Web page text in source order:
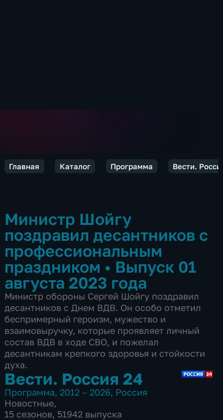
Главная Каталог Программа Вести.
Министр Шойгу
поздравил десантников с
профессиональным
праздником • Выпуск 01
августа 2023 года
Министр обороны Сергей Шойгу поздравил
десантников с Днем ВДВ. Он особо отметил
беспримерный героизм, мужество и
взаимовыручку, которые проявляет личный
состав ВДВ в ходе СВО, и пожелал
десантникам крепкого здоровья и стойкости
духа.
Вести. Россия 24
Программа, 2012 – 2026, Россия
Новостные,
15 сезонов, 51942 выпуска